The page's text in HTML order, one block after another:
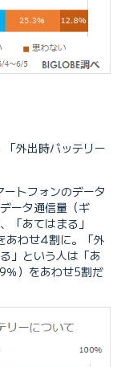
外出時バッテリー
トフォンのデータ
ータ通信量（ギ
「あてはまる」
あわせ4割に。「外
」という人は「あ
％）をあわせ5割だ